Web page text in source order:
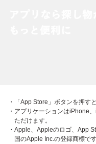
・「App Store」ボタンを押す
・アプリケーションはiPhone
ただけます。
・Apple、Appleのロゴ、App
国のApple Inc.の登録商標です